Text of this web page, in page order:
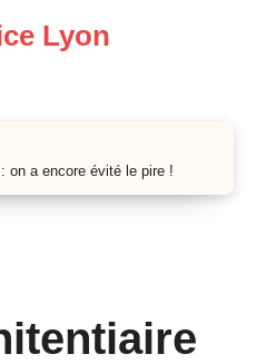
Lyon
on a encore évité le pire !